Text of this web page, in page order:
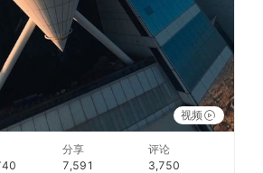
视频
分享
7,591
评论
3,750